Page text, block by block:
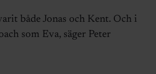
både Jonas och Kent. Och i
som Eva, säger Peter